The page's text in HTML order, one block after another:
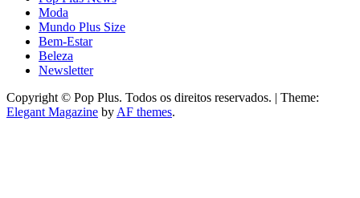
Moda
Mundo Plus Size
Bem-Estar
Beleza
Newsletter
Copyright © Pop Plus. Todos os direitos reservados. | Theme:
Elegant Magazine by AF themes.